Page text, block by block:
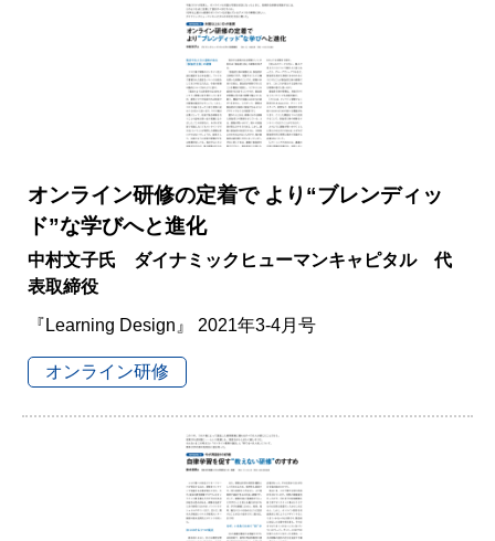
オンライン研修の定着で より“ブレンディッ
ド”な学びへと進化
中村文子氏 ダイナミックヒューマンキャピタル 代
表取締役
『Learning Design』 2021年3-4月号
オンライン研修